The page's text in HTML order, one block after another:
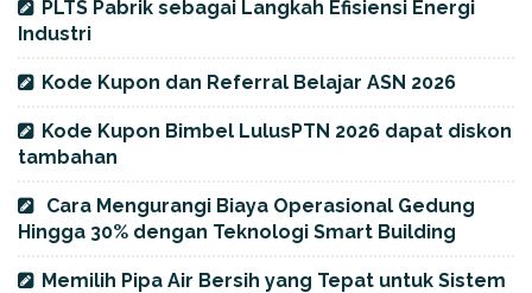
PLTS Pabrik sebagai Langkah Efisiensi Energi
Industri
Kode Kupon dan Referral Belajar ASN 2026
Kode Kupon Bimbel LulusPTN 2026 dapat diskon
tambahan
Cara Mengurangi Biaya Operasional Gedung
Hingga 30% dengan Teknologi Smart Building
Memilih Pipa Air Bersih yang Tepat untuk Sistem